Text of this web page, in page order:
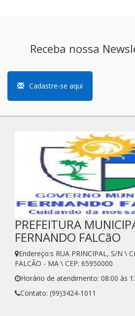
Receba nossa
Cadastre-se aqui
PREFEITURA
FERNANDO FALCãO
Endereço:s RUA PRINCIPAL, S/N \
FALCÃO - MA \ CEP: 65950000
Horário de atendimento: 08:00 às
Contato: (99)3424-1011